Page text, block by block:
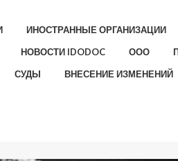
ИНОСТРАННЫЕ ОРГАНИЗАЦИИ
НОВОСТИ IDODOC ООО
СУДЫ
ВНЕСЕНИЕ ИЗМЕНЕНИЙ